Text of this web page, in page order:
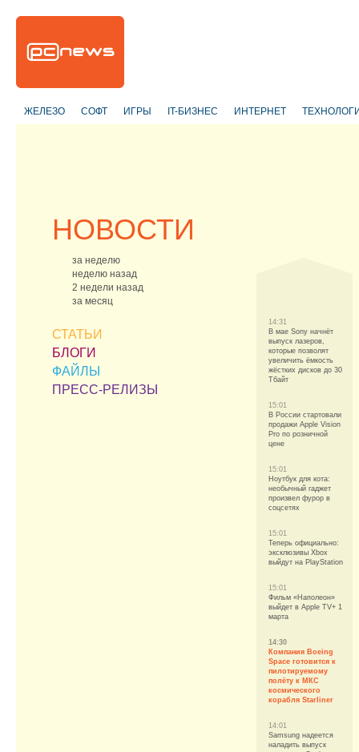
ЖЕЛЕЗО СОФТ ИГРЫ IT-БИЗНЕС ИНТЕРНЕТ
НОВОСТИ
за неделю
неделю назад
2 недели назад
за месяц
СТАТЬИ
БЛОГИ
ФАЙЛЫ
ПРЕСС-РЕЛИЗЫ
14:31
В мае Sony начнёт
выпуск лазеров,
которые позволят
увеличить ёмкость
жёстких дисков до 30
Тбайт
15:01
В России стартовали
продажи Apple Vision
Pro по розничной
цене
15:01
Ноутбук для кота:
необычный гаджет
произвел фурор в
соцсетях
15:01
Теперь официально:
эксклюзивы Xbox
выйдут на PlayStation
15:01
Фильм «Наполеон»
выйдет в Apple TV+ 1
марта
14:30
Компания Boeing
Space готовится к
пилотируемому
полёту к МКС
космического
корабля Starliner
14:01
Samsung надеется
наладить выпуск